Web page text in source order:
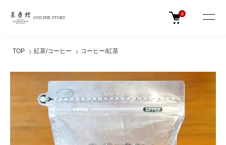
0
TOP 紅茶/コーヒー コーヒー/紅茶